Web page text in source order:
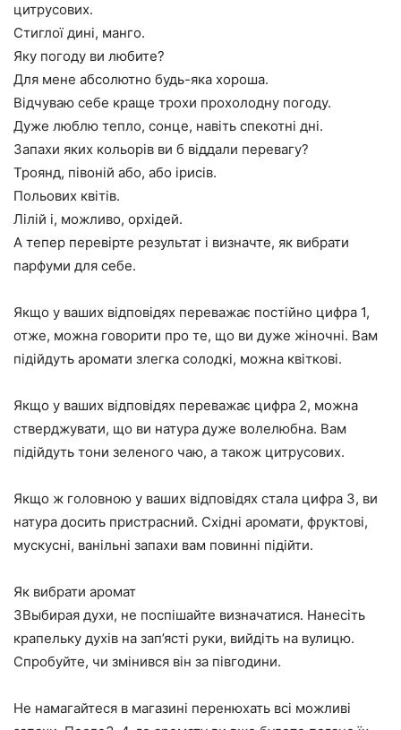
цитрусових.
Стиглої дині, манго.
Яку погоду ви любите?
Для мене абсолютно будь-яка хороша.
Відчуваю себе краще трохи прохолодну погоду.
Дуже люблю тепло, сонце, навіть спекотні дні.
Запахи яких кольорів ви б віддали перевагу?
Троянд, півоній або, або ірисів.
Польових квітів.
Лілій і, можливо, орхідей.
А тепер перевірте результат і визначте, як вибрати
парфуми для себе.
Якщо у ваших відповідях переважає постійно цифра 1,
отже, можна говорити про те, що ви дуже жіночні. Вам
підійдуть аромати злегка солодкі, можна квіткові.
Якщо у ваших відповідях переважає цифра 2, можна
стверджувати, що ви натура дуже волелюбна. Вам
підійдуть тони зеленого чаю, а також цитрусових.
Якщо ж головною у ваших відповідях стала цифра 3, ви
натура досить пристрасний. Східні аромати, фруктові,
мускусні, ванільні запахи вам повинні підійти.
Як вибрати аромат
3Выбирая духи, не поспішайте визначатися. Нанесіть
крапельку духів на зап’ясті руки, вийдіть на вулицю.
Спробуйте, чи змінився він за півгодини.
Не намагайтеся в магазині перенюхать всі можливі